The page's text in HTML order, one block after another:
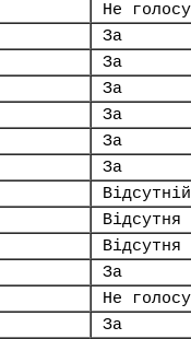
Не
За
За
За
За
За
За
Відсутній
Відсутня
Відсутня
За
Не
За